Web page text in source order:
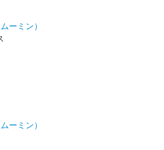
ーミン）
ーミン）